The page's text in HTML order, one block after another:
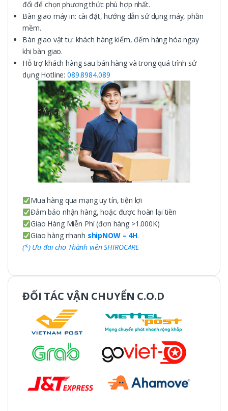
đổi để chọn phương thức phù hợp nhất.
Bàn giao máy in: cài đặt, hướng dẫn sử dụng máy, phần
mềm.
Bàn giao vật tư: khách hàng kiểm, đếm hàng hóa ngay
khi bàn giao.
Hỗ trợ khách hàng sau bán hàng và trong quá trình sử
dụng Hotline:089.8984.089
Mua hàng qua mạng uy tín, tiện lợi
Đảm bảo nhận hàng, hoặc được hoàn lại tiền
Giao Hàng Miễn Phí (đơn hàng >1.000K)
Giao hàng nhanh shipNOW – 4H.
(*) Ưu đãi cho Thành viên SHIROCARE
ĐỐI TÁC VẬN CHUYỂN C.O.D